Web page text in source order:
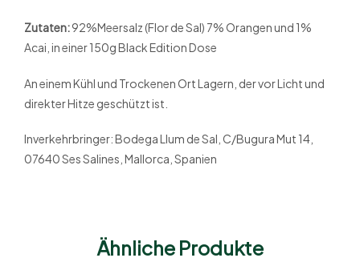
Zutaten:92%Meersalz (Flor de Sal) 7% Orangen und 1%
Acai, in einer 150g Black Edition Dose
An einem Kühl und Trockenen Ort Lagern, der vor Licht und
direkter Hitze geschützt ist.
Inverkehrbringer: Bodega Llum de Sal, C/Bugura Mut 14,
07640 Ses Salines, Mallorca, Spanien
Ähnliche Produkte